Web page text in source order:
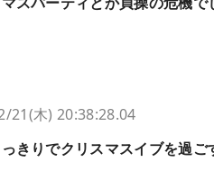
21(木) 20:38:28.04
きりでクリスマスイブを過ご